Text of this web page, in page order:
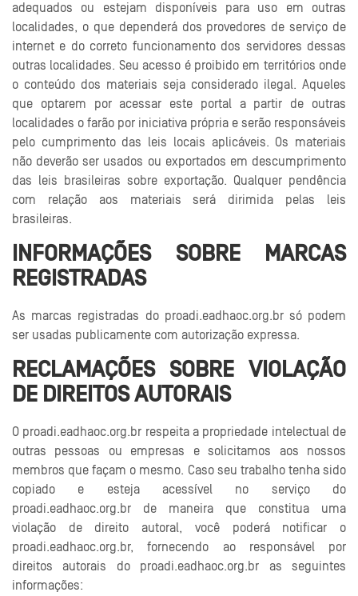
adequados ou estejam disponíveis para uso em outras
localidades, o que dependerá dos provedores de serviço de
internet e do correto funcionamento dos servidores dessas
outras localidades. Seu acesso é proibido em territórios onde
o conteúdo dos materiais seja considerado ilegal. Aqueles
que optarem por acessar este portal a partir de outras
localidades o farão por iniciativa própria e serão responsáveis
pelo cumprimento das leis locais aplicáveis. Os materiais
não deverão ser usados ou exportados em descumprimento
das leis brasileiras sobre exportação. Qualquer pendência
com relação aos materiais será dirimida pelas leis
brasileiras.
INFORMAÇÕES SOBRE MARCAS
REGISTRADAS
As marcas registradas do proadi.eadhaoc.org.br só podem
ser usadas publicamente com autorização expressa.
RECLAMAÇÕES SOBRE VIOLAÇÃO
DE DIREITOS AUTORAIS
O proadi.eadhaoc.org.br respeita a propriedade intelectual de
outras pessoas ou empresas e solicitamos aos nossos
membros que façam o mesmo. Caso seu trabalho tenha sido
copiado e esteja acessível no serviço do
proadi.eadhaoc.org.br de maneira que constitua uma
violação de direito autoral, você poderá notificar o
proadi.eadhaoc.org.br, fornecendo ao responsável por
direitos autorais do proadi.eadhaoc.org.br as seguintes
informações: